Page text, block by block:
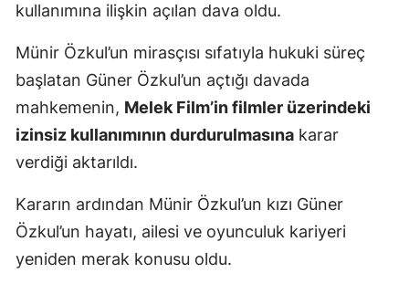
kullanımına ilişkin açılan dava oldu.
Münir Özkul’un mirasçısı sıfatıyla hukuki süreç
başlatan Güner Özkul’un açtığı davada
mahkemenin, Melek Film’in filmler üzerindeki
izinsiz kullanımının durdurulmasına karar
verdiği aktarıldı.
Kararın ardından Münir Özkul’un kızı Güner
Özkul’un hayatı, ailesi ve oyunculuk kariyeri
yeniden merak konusu oldu.